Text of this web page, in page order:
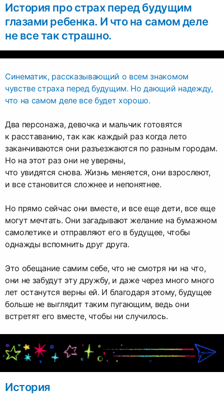
История про страх перед будущим
глазами ребенка. И что на самом деле
Синематик, рассказывающий о всем знакомом
чувстве страха перед будущим. Но дающий надежду,
что на самом деле все будет хорошо.
Два персонажа, девочка и мальчик готовятся
к расставанию, так как каждый раз когда лето
заканчиваются они разъезжаются по разным городам.
Но на этот раз они не уверены,
что увидятся снова. Жизнь меняется, они взрослеют,
и все становится сложнее и непонятнее.
Но прямо сейчас они вместе, и все еще дети, все еще
могут мечтать. Они загадывают желание на бумажном
самолетике и отправляют его в будущее, чтобы
однажды вспомнить друг друга.
Это обещание самим себе, что не смотря ни на что,
они не забудут эту дружбу, и даже через много много
лет останутся верны ей. И благодаря этому, будущее
больше не выглядит таким пугающим, ведь они
встретят его вместе, чтобы ни случилось.
История